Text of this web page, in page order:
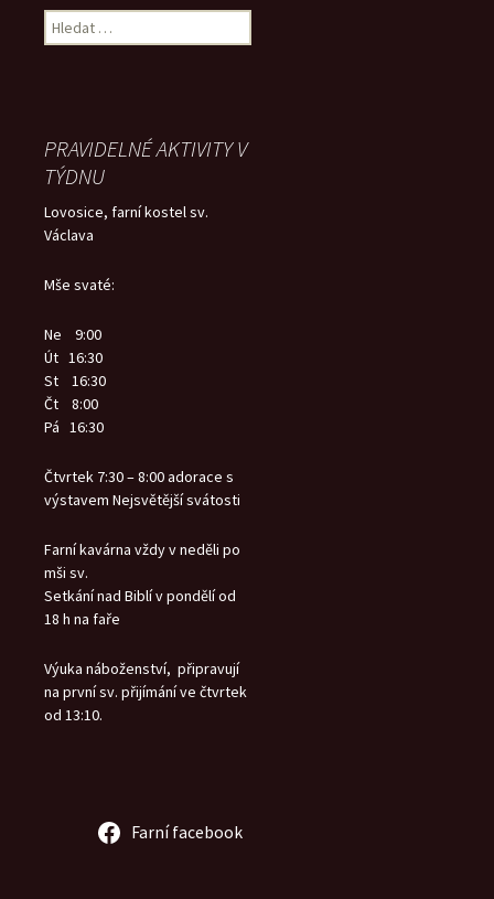
Vyhledávání
PRAVIDELNÉ AKTIVITY V
TÝDNU
Lovosice, farní kostel sv.
Václava
Mše svaté:
Ne 9:00
Út 16:30
St 16:30
Čt 8:00
Pá 16:30
Čtvrtek 7:30 – 8:00 adorace s
výstavem Nejsvětější svátosti
Farní kavárna vždy v neděli po
mši sv.
Setkání nad Biblí v pondělí od
18 h na faře
Výuka náboženství, připravují
na první sv. přijímání ve čtvrtek
od 13:10.
Farní facebook